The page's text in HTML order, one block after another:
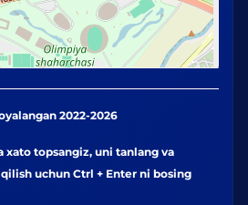
2022-2026
xato topsangiz, uni tanlang va
uchun Ctrl + Enter ni bosing